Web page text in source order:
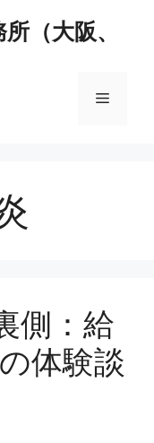
（大阪、
メ
側：給
体験談